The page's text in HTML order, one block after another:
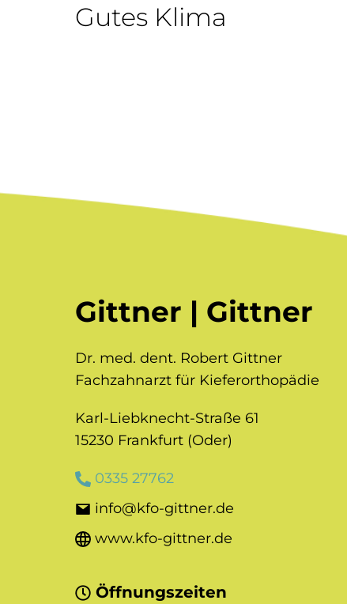
Gutes Klima
Gittner | Gittner
Dr. med. dent. Robert Gittner
Fachzahnarzt für Kieferorthopädie
Karl-Liebknecht-Straße 61
15230 Frankfurt (Oder)
0335 27762
info@kfo-gittner.de
www.kfo-gittner.de
Öffnungszeiten